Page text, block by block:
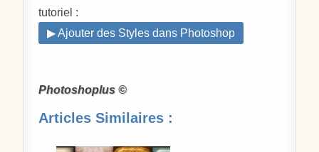
tutoriel :
▶ Ajouter des Styles dans Photoshop
Photoshoplus ©
Articles Similaires :